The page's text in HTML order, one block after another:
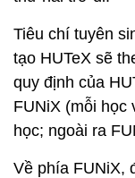
Tiêu chí tuyên
tạo HUTeX sẽ
quy định của
FUNiX (mỗi học
học; ngoài ra
Về phía FUNiX,